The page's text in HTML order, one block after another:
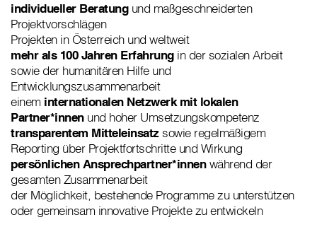
individueller Beratung und maßgeschneiderten
Projektvorschlägen
Projekten in Österreich und weltweit
mehr als 100 Jahren Erfahrungin der sozialen Arbeit
sowie der humanitären Hilfe und
Entwicklungszusammenarbeit
einem internationalen Netzwerk mit lokalen
Partner*innenund hoher Umsetzungskompetenz
transparentem Mitteleinsatzsowie regelmäßigem
Reporting über Projektfortschritte und Wirkung
persönlichen Ansprechpartner*innenwährend der
gesamten Zusammenarbeit
der Möglichkeit, bestehende Programme zu unterstützen
oder gemeinsam innovative Projekte zu entwickeln